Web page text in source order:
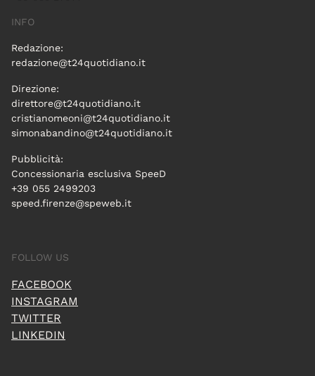
INFO
Redazione:
redazione@t24quotidiano.it
Direzione:
direttore@t24quotidiano.it
cristianomeoni@t24quotidiano.it
simonabandino@t24quotidiano.it
Pubblicità:
Concessionaria esclusiva SpeeD
+39 055 2499203
speed.firenze@speweb.it
FOLLOW US
FACEBOOK
INSTAGRAM
TWITTER
LINKEDIN